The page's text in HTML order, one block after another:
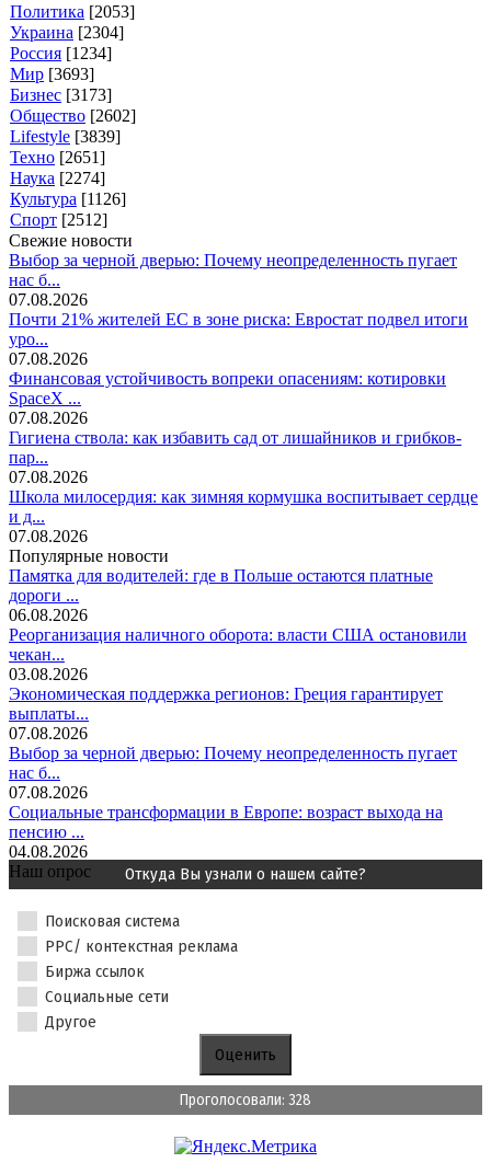
Политика [2053]
Украина [2304]
Россия [1234]
Мир [3693]
Бизнес [3173]
Общество [2602]
Lifestyle [3839]
Техно [2651]
Наука [2274]
Культура [1126]
Спорт [2512]
Свежие новости
Выбор за черной дверью: Почему неопределенность пугает
нас б...
07.08.2026
Почти 21% жителей ЕС в зоне риска: Евростат подвел итоги
уро...
07.08.2026
Финансовая устойчивость вопреки опасениям: котировки
SpaceX ...
07.08.2026
Гигиена ствола: как избавить сад от лишайников и грибков-
пар...
07.08.2026
Школа милосердия: как зимняя кормушка воспитывает сердце
и д...
07.08.2026
Популярные новости
Памятка для водителей: где в Польше остаются платные
дороги ...
06.08.2026
Реорганизация наличного оборота: власти США остановили
чекан...
03.08.2026
Экономическая поддержка регионов: Греция гарантирует
выплаты...
07.08.2026
Выбор за черной дверью: Почему неопределенность пугает
нас б...
07.08.2026
Социальные трансформации в Европе: возраст выхода на
пенсию ...
04.08.2026
Наш опрос
Откуда Вы узнали о нашем сайте?
Поисковая система
PPC/ контекстная реклама
Биржа ссылок
Социальные сети
Другое
Проголосовали: 328